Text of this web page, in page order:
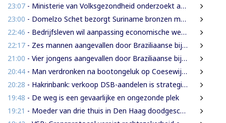
23:07 - Ministerie van Volksgezondheid onderzoekt aanbieders van onbewezen middelen tegen nierfalen
23:00 - Domelzo Schet bezorgt Suriname bronzen medaille op CAC-Spelen
22:46 - Bedrijfsleven wil aanpassing economische wetsontwerpen vóór verdere behandeling
22:17 - Zes mannen aangevallen door Braziliaanse bijen tijdens zoektocht naar leguanen
21:00 - Vier jongens aangevallen door Braziliaanse bijen tijdens leguanenjacht
20:44 - Man verdronken na bootongeluk op Coesewijnerivier
20:28 - Hakrinbank: verkoop DSB-aandelen is strategische keuze
19:48 - De weg is een gevaarlijke en ongezonde plek
19:21 - Moeder van drie thuis in Den Haag doodgeschoten; verdachte ex-partner opgepakt na vluchten